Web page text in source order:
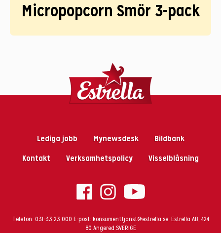
Micropopcorn Smör 3-pack
Lediga jobb Mynewsdesk
Bildbank
Kontakt
Verksamhetspolicy Visselblåsning
Telefon: 031-33 23 000 E-post: konsumenttjanst@estrella.se. Estrella AB, 424
80 Angered SVERIGE